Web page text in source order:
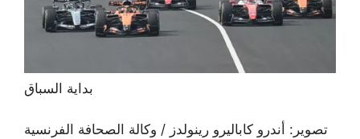
بداية السباق
تصوير: أندرو كاباليرو رينولدز / وكالة الصحافة الفرنسية